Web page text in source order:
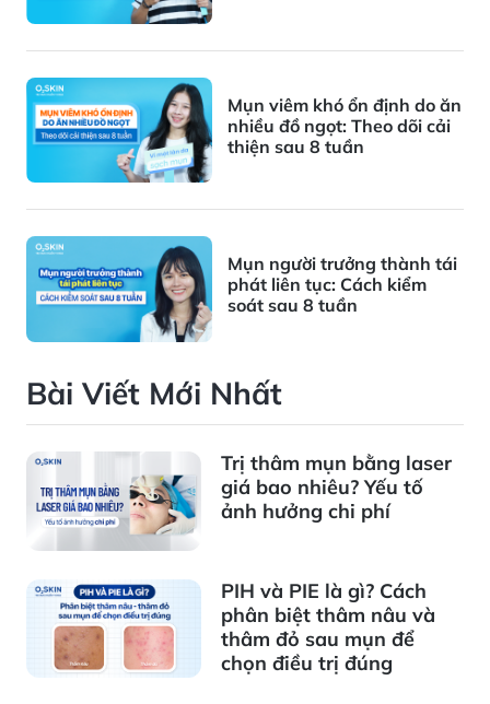
Mụn viêm khó ổn định do ăn
nhiều đồ ngọt: Theo dõi cải
thiện sau 8 tuần
Mụn người trưởng thành tái
phát liên tục: Cách kiểm
soát sau 8 tuần
Bài Viết Mới Nhất
Trị thâm mụn bằng laser
giá bao nhiêu? Yếu tố
ảnh hưởng chi phí
PIH và PIE là gì? Cách
phân biệt thâm nâu và
thâm đỏ sau mụn để
chọn điều trị đúng